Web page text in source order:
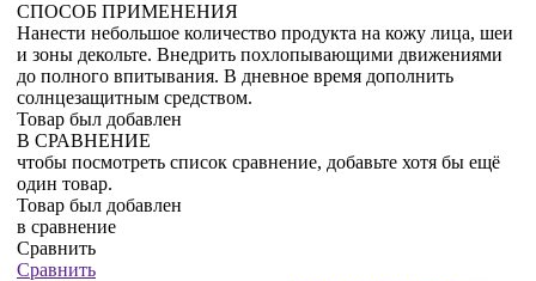
СПОСОБ ПРИМЕНЕНИЯ
Нанести небольшое количество продукта на кожу лица, шеи
и зоны декольте. Внедрить похлопывающими движениями
до полного впитывания. В дневное время дополнить
солнцезащитным средством.
Товар был добавлен
В СРАВНЕНИЕ
чтобы посмотреть список сравнение, добавьте хотя бы ещё
один товар.
Товар был добавлен
в сравнение
Сравнить
Сравнить